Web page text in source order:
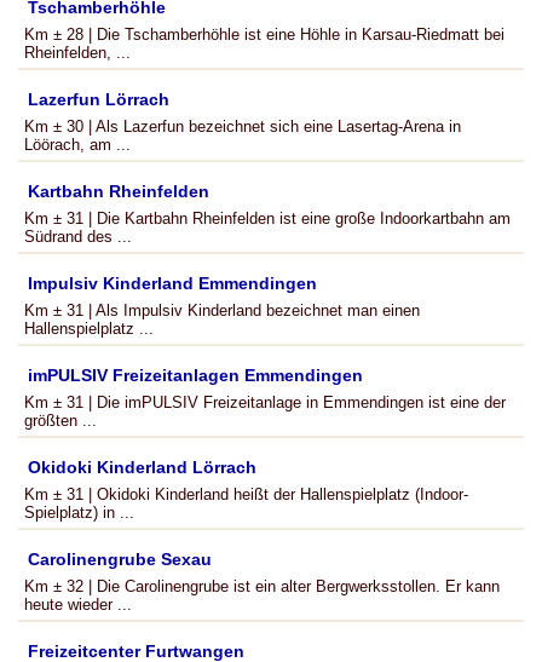
Tschamberhöhle
Km ± 28 | Die Tschamberhöhle ist eine Höhle in Karsau-Riedmatt bei
Rheinfelden, ...
Lazerfun Lörrach
Km ± 30 | Als Lazerfun bezeichnet sich eine Lasertag-Arena in
Löörach, am ...
Kartbahn Rheinfelden
Km ± 31 | Die Kartbahn Rheinfelden ist eine große Indoorkartbahn am
Südrand des ...
Impulsiv Kinderland Emmendingen
Km ± 31 | Als Impulsiv Kinderland bezeichnet man einen
Hallenspielplatz ...
imPULSIV Freizeitanlagen Emmendingen
Km ± 31 | Die imPULSIV Freizeitanlage in Emmendingen ist eine der
größten ...
Okidoki Kinderland Lörrach
Km ± 31 | Okidoki Kinderland heißt der Hallenspielplatz (Indoor-
Spielplatz) in ...
Carolinengrube Sexau
Km ± 32 | Die Carolinengrube ist ein alter Bergwerksstollen. Er kann
heute wieder ...
Freizeitcenter Furtwangen